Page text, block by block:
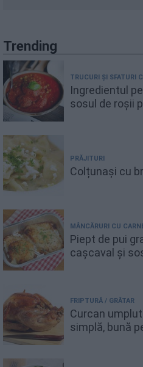
Trending
TRUCURI ȘI SFATURI
Ingredientul
sosul de roșii
PRĂJITURI
Colțunași cu
MÂNCĂRURI CU
Piept de pui
cașcaval și
FRIPTURĂ / GRĂTAR
Curcan
simplă, bună